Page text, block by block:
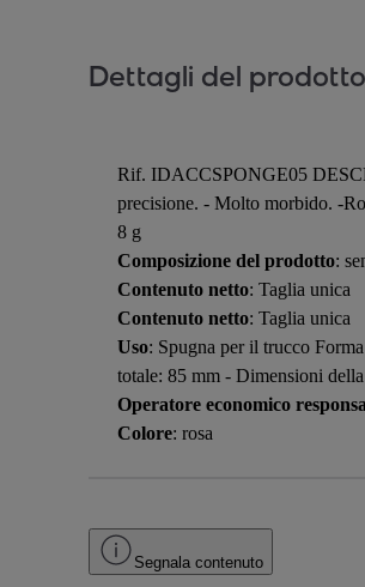
Dettagli del prodotto
Rif. IDACCSPONGE05
precisione. - Molto morbido. -
8 g
Composizione del prodotto:
Contenuto netto: Taglia unica
Contenuto netto: Taglia unica
Uso: Spugna per il trucco
totale: 85 mm - Dimensioni
Operatore economico
Colore: rosa
Segnala contenuto